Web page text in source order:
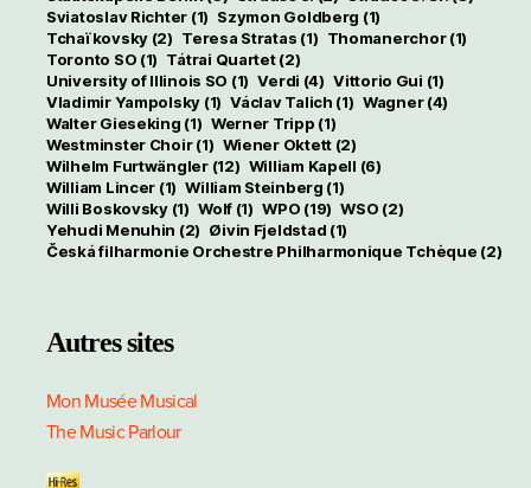
Sviatoslav Richter (1) Szymon Goldberg (1)
Tchaïkovsky(2) Teresa Stratas (1) Thomanerchor(1)
Toronto SO (1) Tátrai Quartet(2)
University of Illinois SO (1) Verdi (4) Vittorio Gui (1)
Vladimir Yampolsky (1) Václav Talich (1) Wagner(4)
Walter Gieseking (1) Werner Tripp (1)
Westminster Choir(1) Wiener Oktett (2)
Wilhelm Furtwängler(12) William Kapell (6)
William Lincer (1) William Steinberg (1)
Willi Boskovsky(1) Wolf(1) WPO (19) WSO (2)
Yehudi Menuhin (2) Øivin Fjeldstad (1)
Česká filharmonie Orchestre Philharmonique Tchèque (2)
Autres sites
Mon Musée Musical
The Music Parlour